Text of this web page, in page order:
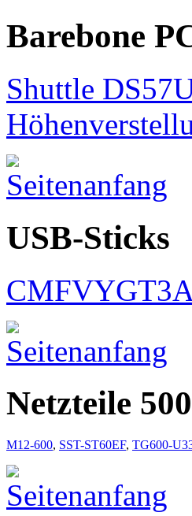
Barebone
Shuttle
USB-Sticks
Netzteile
M12-600, SST-ST60EF, TG600-